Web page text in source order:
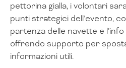
pettorina gialla, i volontari
punti strategici dell’evento,
partenza delle navette e
offrendo supporto per
informazioni utili.